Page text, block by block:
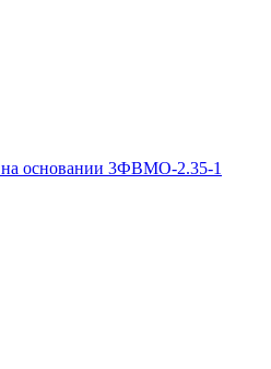
основании 3ФВМO-2.35-1